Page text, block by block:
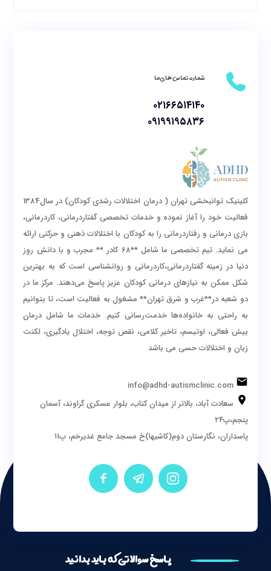
شماره تماس های ما
۰۲۱۶۶۵۱۴۱۴۰
۰۹۱۹۹۱۹۵۸۳۶
کلینیک توانبخشی تهران ( درمان اختلالات رشدی کودکان) در سال1384
فعالیت خود را آغاز نموده و خدمات تخصصی گفتاردرمانی، کاردرمانی،
بازی درمانی و رفتاردرمانی را به کودکان با اختلالات ذهنی و حرکتی ارائه
می نماید. تیم تخصصی ما شامل **68 کادر ** مجرب و با دانش روز
دنیا در زمینه گفتاردرمانی،کاردرمانی و روانشناسی است که به بهترین
شکل ممکن به نیازهای درمانی کودکان عزیز پاسخ می‌دهند. مرکز ما در
دو شعبه در**غرب و شرق تهران** مشغول به فعالیت است، تا بتوانیم
به راحتی به خانواده‌ها خدمت‌رسانی کنیم. خدمات ما شامل درمان
بیش فعالی، اوتیسم، تاخیر کلامی، نقص توجه، اختلال یادگیری، لکنت
زبان و اختلالات حسی می باشد
info@adhd-autismclinic.com
سعادت آباد، بالاتر از میدان کتاب، بلوار عسکری گراوند، آسمان
پنجم،پ۲۴
پاسداران، نگارستان دوم(کاشیها)خ مسجد جامع غدیرخم، پ۱۱
پاسخ سوالاتی که باید بدانید